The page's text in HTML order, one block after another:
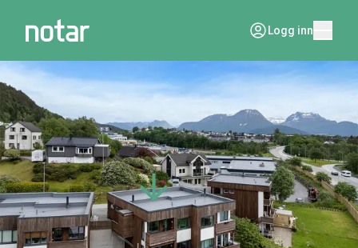
Logg inn